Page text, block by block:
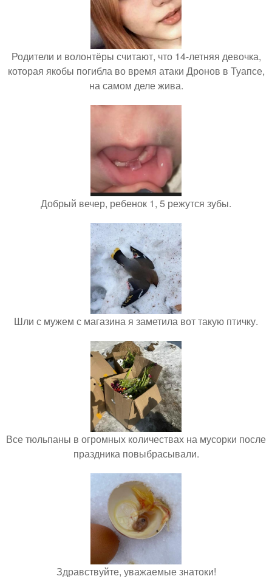
Родители и волонтёры считают, что 14-летняя девочка,
которая якобы погибла во время атаки Дронов в Туапсе,
на самом деле жива.
Добрый вечер, ребенок 1, 5 режутся зубы.
Шли с мужем с магазина я заметила вот такую птичку.
Все тюльпаны в огромных количествах на мусорки после
праздника повыбрасывали.
Здравствуйте, уважаемые знатоки!